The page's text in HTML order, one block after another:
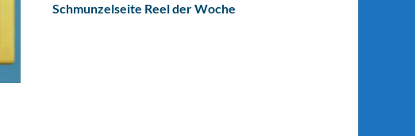
Schmunzelseite Reel der Woche